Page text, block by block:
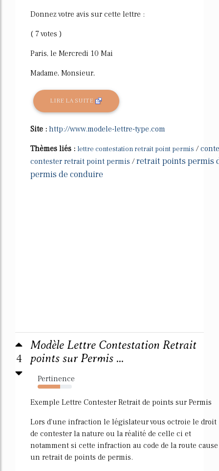
Donnez votre avis sur cette lettre :
( 7 votes )
Paris, le Mercredi 10 Mai
Madame, Monsieur,
LIRE LA SUITE
Site : http://www.modele-lettre-type.com
Thèmes liés : lettre contestation retrait point permis /
contester retrait point permis /retrait points permis
permis de conduire
4
Modèle Lettre Contestation Retrait
points sur Permis ...
Pertinence
66%
Exemple Lettre Contester Retrait de points sur Permis
Lors d'une infraction le législateur vous octroie le droit
de contester la nature ou la réalité de celle ci et
notamment si cette infraction au code de la route cause
un retrait de points de permis.